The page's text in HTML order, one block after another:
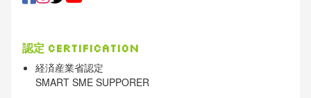
認定 Certification
経済産業省認定
SMART SME SUPPORER